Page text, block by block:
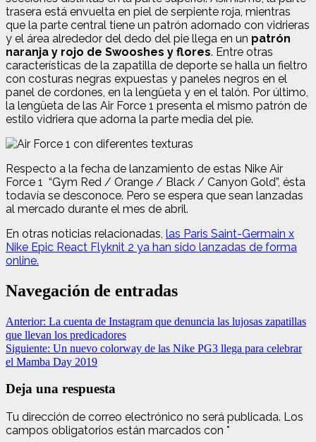
trasera está envuelta en piel de serpiente roja, mientras
que la parte central tiene un patrón adornado con vidrieras
y el área alrededor del dedo del pie llega en un patrón
naranja y rojo de Swooshes y flores. Entre otras
características de la zapatilla de deporte se halla un fieltro
con costuras negras expuestas y paneles negros en el
panel de cordones, en la lengüeta y en el talón. Por último,
la lengüeta de las Air Force 1 presenta el mismo patrón de
estilo vidriera que adorna la parte media del pie.
Respecto a la fecha de lanzamiento de estas Nike Air
Force 1 “Gym Red / Orange / Black / Canyon Gold”, ésta
todavía se desconoce. Pero se espera que sean lanzadas
al mercado durante el mes de abril.
En otras noticias relacionadas, las Paris Saint-Germain x
Nike Epic React Flyknit 2 ya han sido lanzadas de forma
online.
Navegación de entradas
Anterior: La cuenta de Instagram que denuncia las lujosas zapatillas
que llevan los predicadores
Siguiente: Un nuevo colorway de las Nike PG3 llega para celebrar
el Mamba Day 2019
Deja una respuesta
Tu dirección de correo electrónico no será publicada. Los
campos obligatorios están marcados con *